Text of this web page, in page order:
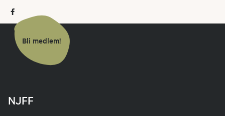
Bli medlem!
NJFF